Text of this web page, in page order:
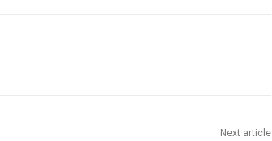
Next article